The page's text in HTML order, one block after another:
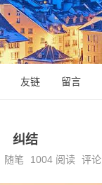
友链 留言
纠结
随笔 1004 阅读 评论